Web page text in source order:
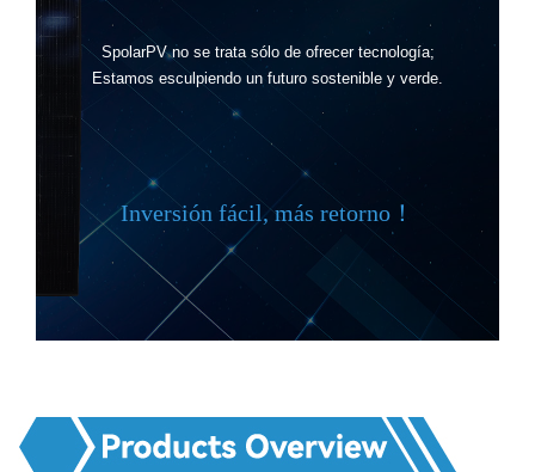
SpolarPV no se trata sólo de ofrecer tecnología;
Estamos esculpiendo un futuro sostenible y verde.
Inversión fácil, más retorno！